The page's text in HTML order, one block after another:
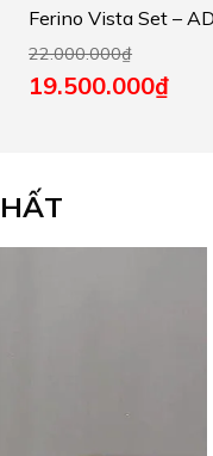
Ferino Vista Set –
22.000.000₫
19.500.000₫